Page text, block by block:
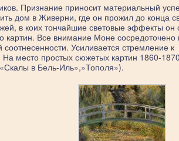
Признание приносит материальный
дом в Живерни, где он прожил до конца
в коих тончайшие световые эффекты он
картин. Все внимание Моне сосредоточено
Усиливается стремление к
На место простых сюжетых картин 1860-
в Бель-Иль»,»Тополя»).